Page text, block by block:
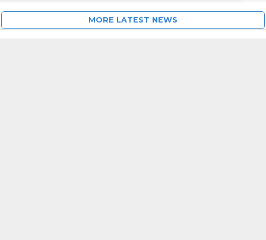
MORE LATEST NEWS